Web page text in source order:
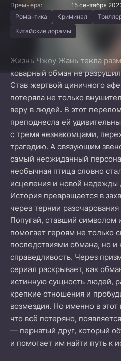
Премьера:
15 сентября
Романтика
Криминал
Китайские дорамы
Жизнь Чжоу Жань текла
коварный обман не
Став жертвой циничного
потеряла не только
веру в людей. В этот
преподнесла ей
с тремя незнакомцами,
трагедию. А связующим
самый неожиданный
необычная птица словно
исцеления и новой надежды
История превращается в
через тернии
Попугай, ставший
помогает героям не только
последствиями обмана, но и
справедливость. Через
сериал раскрывает, как
истинную сущность людей,
крепкие отношения и
возмездия. Но именно в
что всё потеряно,
— пернатый друг, который
и помогает им найти путь к